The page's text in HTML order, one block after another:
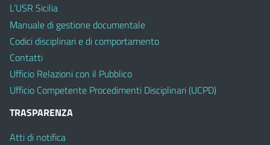
L’USR Sicilia
Manuale di gestione documentale
Codici disciplinari e di comportamento
Contatti
Ufficio Relazioni con il Pubblico
Ufficio Competente Procedimenti Disciplinari (UCPD)
TRASPARENZA
Atti di notifica